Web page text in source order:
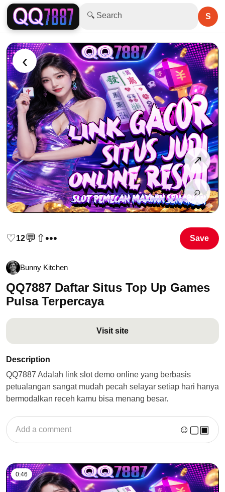
🔍 Search S
‹
↗
⌕
♡12💬 ⇧••• Save
Bunny Kitchen
QQ7887 Daftar Situs Top Up Games
Pulsa Terpercaya
Visit site
Description
QQ7887 Adalah link slot demo online yang berbasis
petualangan sangat mudah pecah selayar setiap hari hanya
bermodalkan receh kamu bisa menang besar.
Add a comment ☺ ▢▣
0:46